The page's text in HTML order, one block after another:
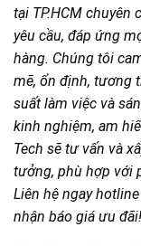
tại TP.HCM chuyên
yêu cầu, đáp ứng
hàng. Chúng tôi
mẽ, ổn định, tương
suất làm việc và
kinh nghiệm, am
Tech sẽ tư vấn và
tưởng, phù hợp với
Liên hệ ngay
nhận báo giá ưu đãi!